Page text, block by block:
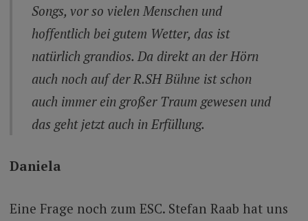
Songs, vor so vielen Menschen und
hoffentlich bei gutem Wetter, das ist
natürlich grandios. Da direkt an der Hörn
auch noch auf der R.SH Bühne ist schon
auch immer ein großer Traum gewesen und
das geht jetzt auch in Erfüllung.
Daniela
Eine Frage noch zum ESC. Stefan Raab hat uns